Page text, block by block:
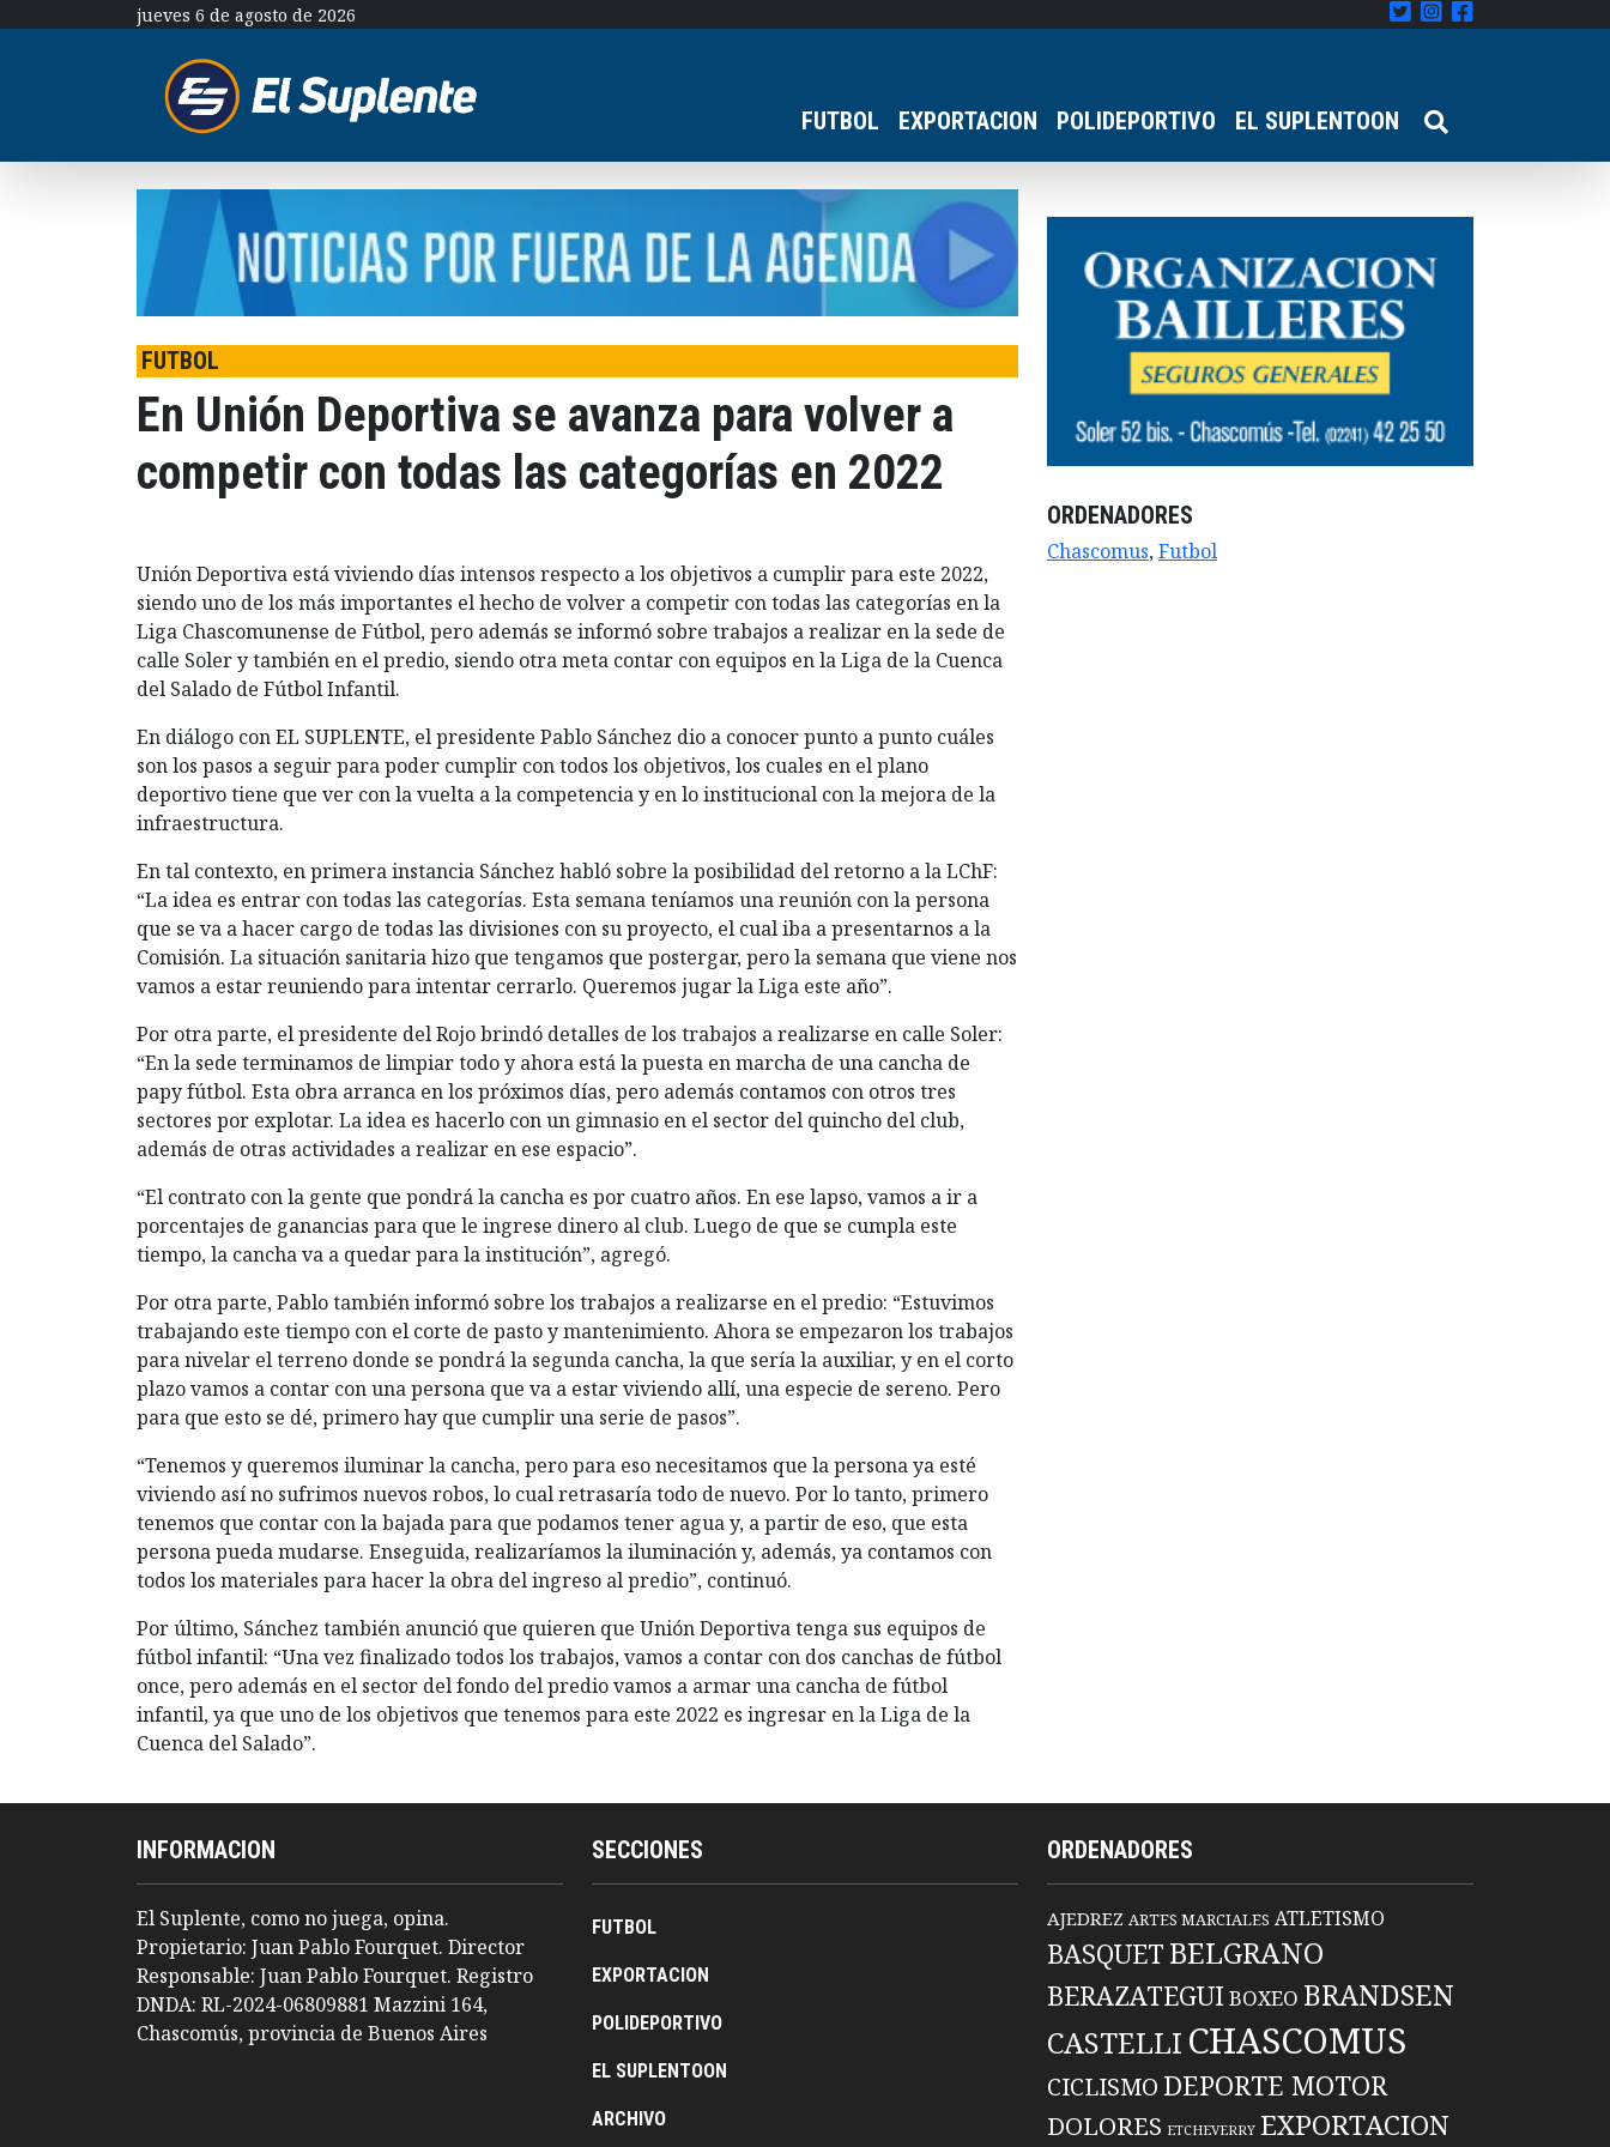
jueves 6 de agosto de 2026
FUTBOL EXPORTACION POLIDEPORTIVO EL SUPLENTOON
FUTBOL
En Unión Deportiva se avanza para volver a
competir con todas las categorías en 2022
Unión Deportiva está viviendo días intensos respecto a los objetivos a cumplir para este 2022,
siendo uno de los más importantes el hecho de volver a competir con todas las categorías en la
Liga Chascomunense de Fútbol, pero además se informó sobre trabajos a realizar en la sede de
calle Soler y también en el predio, siendo otra meta contar con equipos en la Liga de la Cuenca
del Salado de Fútbol Infantil.
En diálogo con EL SUPLENTE, el presidente Pablo Sánchez dio a conocer punto a punto cuáles
son los pasos a seguir para poder cumplir con todos los objetivos, los cuales en el plano
deportivo tiene que ver con la vuelta a la competencia y en lo institucional con la mejora de la
infraestructura.
En tal contexto, en primera instancia Sánchez habló sobre la posibilidad del retorno a la LChF:
“La idea es entrar con todas las categorías. Esta semana teníamos una reunión con la persona
que se va a hacer cargo de todas las divisiones con su proyecto, el cual iba a presentarnos a la
Comisión. La situación sanitaria hizo que tengamos que postergar, pero la semana que viene nos
vamos a estar reuniendo para intentar cerrarlo. Queremos jugar la Liga este año”.
Por otra parte, el presidente del Rojo brindó detalles de los trabajos a realizarse en calle Soler:
“En la sede terminamos de limpiar todo y ahora está la puesta en marcha de una cancha de
papy fútbol. Esta obra arranca en los próximos días, pero además contamos con otros tres
sectores por explotar. La idea es hacerlo con un gimnasio en el sector del quincho del club,
además de otras actividades a realizar en ese espacio”.
“El contrato con la gente que pondrá la cancha es por cuatro años. En ese lapso, vamos a ir a
porcentajes de ganancias para que le ingrese dinero al club. Luego de que se cumpla este
tiempo, la cancha va a quedar para la institución”, agregó.
Por otra parte, Pablo también informó sobre los trabajos a realizarse en el predio: “Estuvimos
trabajando este tiempo con el corte de pasto y mantenimiento. Ahora se empezaron los trabajos
para nivelar el terreno donde se pondrá la segunda cancha, la que sería la auxiliar, y en el corto
plazo vamos a contar con una persona que va a estar viviendo allí, una especie de sereno. Pero
para que esto se dé, primero hay que cumplir una serie de pasos”.
“Tenemos y queremos iluminar la cancha, pero para eso necesitamos que la persona ya esté
viviendo así no sufrimos nuevos robos, lo cual retrasaría todo de nuevo. Por lo tanto, primero
tenemos que contar con la bajada para que podamos tener agua y, a partir de eso, que esta
persona pueda mudarse. Enseguida, realizaríamos la iluminación y, además, ya contamos con
todos los materiales para hacer la obra del ingreso al predio”, continuó.
Por último, Sánchez también anunció que quieren que Unión Deportiva tenga sus equipos de
fútbol infantil: “Una vez finalizado todos los trabajos, vamos a contar con dos canchas de fútbol
once, pero además en el sector del fondo del predio vamos a armar una cancha de fútbol
infantil, ya que uno de los objetivos que tenemos para este 2022 es ingresar en la Liga de la
Cuenca del Salado”.
ORDENADORES
Chascomus,Futbol
INFORMACION
El Suplente, como no juega, opina.
Propietario: Juan Pablo Fourquet. Director
Responsable: Juan Pablo Fourquet. Registro
DNDA: RL-2024-06809881 Mazzini 164,
Chascomús, provincia de Buenos Aires
SECCIONES
FUTBOL
EXPORTACION
POLIDEPORTIVO
EL SUPLENTOON
ARCHIVO
ORDENADORES
AJEDREZ ARTES MARCIALES ATLETISMO
BASQUET BELGRANO
BERAZATEGUIBOXEO BRANDSEN
CASTELLI CHASCOMUS
CICLISMO DEPORTE MOTOR
DOLORES ETCHEVERRY EXPORTACION